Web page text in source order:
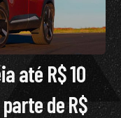
até R$ 10
de R$